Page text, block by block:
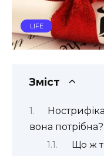
LIFE
Зміст
вона потрібна?
Що ж